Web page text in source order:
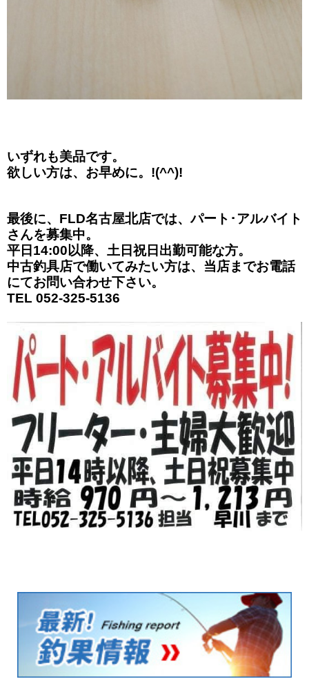
いずれも美品です。
欲しい方は、お早めに。!(^^)!
最後に、FLD名古屋北店では、パート･アルバイト
さんを募集中。
平日14:00以降、土日祝日出勤可能な方。
中古釣具店で働いてみたい方は、当店までお電話
にてお問い合わせ下さい。
TEL 052-325-5136